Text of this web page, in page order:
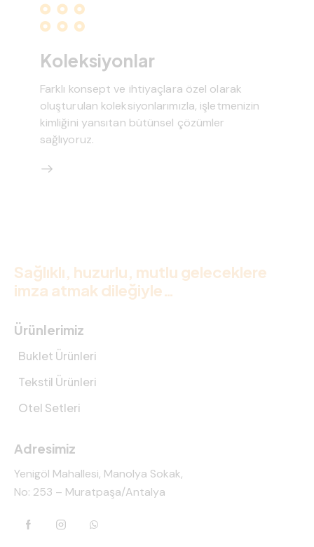
Koleksiyonlar
Farklı konsept ve ihtiyaçlara özel olarak
oluşturulan koleksiyonlarımızla, işletmenizin
kimliğini yansıtan bütünsel çözümler
sağlıyoruz.
Sağlıklı, huzurlu, mutlu geleceklere
imza atmak dileğiyle…
Ürünlerimiz
Buklet Ürünleri
Tekstil Ürünleri
Otel Setleri
Adresimiz
Yenigöl Mahallesi, Manolya Sokak,
No: 253 – Muratpaşa/Antalya